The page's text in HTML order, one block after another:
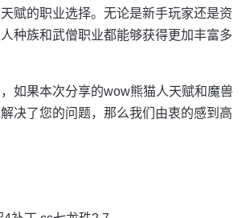
赋的职业选择。无论是新手玩家还是资
种族和武僧职业都能够获得更加丰富多
如果本次分享的wow熊猫人天赋和魔兽
决了您的问题，那么我们由衷的感到高